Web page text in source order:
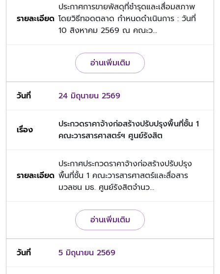
ประกาศการขายพัสดุที่ชำรุดและเสื่อมสภาพ
โดยวิธีทอดตลาด กำหนดดำเนินการ : วันที่
10 สิงหาคม 2569 ณ คณะว...
อ่านเพิ่มเติม
24 มิถุนายน 2569
ประกวดราคาจ้างก่อสร้างปรับปรุงพื้นที่ชั้น 1
คณะวารสารศาสตร์ฯ ศูนย์รังสิต
ประกาศประกวดราคาจ้างก่อสร้างปรับปรุง
พื้นที่ชั้น 1 คณะวารสารศาสตร์และสื่อสาร
มวลชน มธ. ศูนย์รังสิตจำนว...
อ่านเพิ่มเติม
5 มิถุนายน 2569